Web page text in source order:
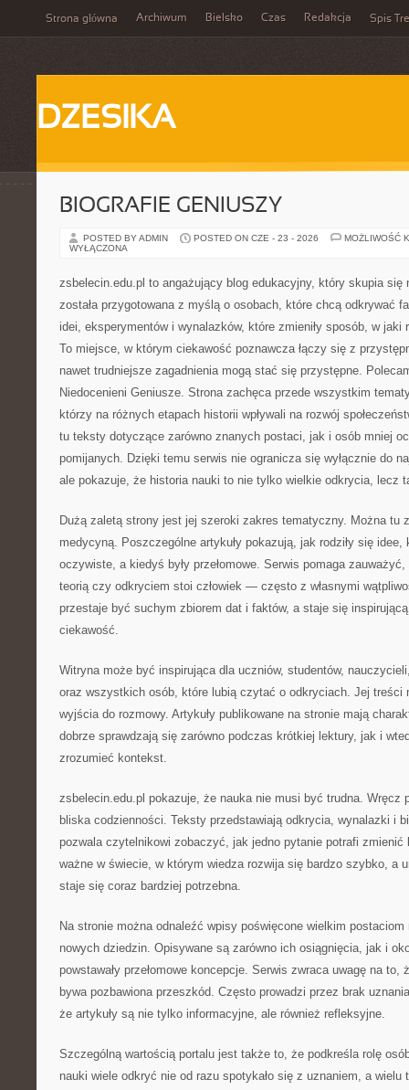
Strona główna Archiwum Bielsko Czas Redakcja Spis
DZESIKA
BIOGRAFIE GENIUSZY
POSTED BY ADMIN POSTED ON CZE - 23 - 2026
MOŻLIWOŚĆ
WYŁĄCZONA
zsbelecin.edu.pl to angażujący blog edukacyjny, który skupia się
została przygotowana z myślą o osobach, które chcą odkrywać
idei, eksperymentów i wynalazków, które zmieniły sposób, w
To miejsce, w którym ciekawość poznawcza łączy się z
nawet trudniejsze zagadnienia mogą stać się przystępne.
Niedocenieni Geniusze. Strona zachęca przede wszystkim
którzy na różnych etapach historii wpływali na rozwój
tu teksty dotyczące zarówno znanych postaci, jak i osób mniej
pomijanych. Dzięki temu serwis nie ogranicza się wyłącznie do
ale pokazuje, że historia nauki to nie tylko wielkie odkrycia, lecz
Dużą zaletą strony jest jej szeroki zakres tematyczny. Można tu
medycyną. Poszczególne artykuły pokazują, jak rodziły się
oczywiste, a kiedyś były przełomowe. Serwis pomaga
teorią czy odkryciem stoi człowiek — często z własnymi
przestaje być suchym zbiorem dat i faktów, a staje się
ciekawość.
Witryna może być inspirująca dla uczniów, studentów,
oraz wszystkich osób, które lubią czytać o odkryciach. Jej treści
wyjścia do rozmowy. Artykuły publikowane na stronie mają
dobrze sprawdzają się zarówno podczas krótkiej lektury, jak i
zrozumieć kontekst.
zsbelecin.edu.pl pokazuje, że nauka nie musi być trudna.
bliska codzienności. Teksty przedstawiają odkrycia, wynalazki i
pozwala czytelnikowi zobaczyć, jak jedno pytanie potrafi zmienić
ważne w świecie, w którym wiedza rozwija się bardzo szybko, a
staje się coraz bardziej potrzebna.
Na stronie można odnaleźć wpisy poświęcone wielkim
nowych dziedzin. Opisywane są zarówno ich osiągnięcia, jak i
powstawały przełomowe koncepcje. Serwis zwraca uwagę na to,
bywa pozbawiona przeszkód. Często prowadzi przez brak
że artykuły są nie tylko informacyjne, ale również refleksyjne.
Szczególną wartością portalu jest także to, że podkreśla rolę
nauki wiele odkryć nie od razu spotykało się z uznaniem, a wielu